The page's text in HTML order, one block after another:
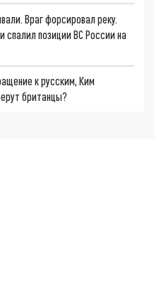
Враг форсировал реку.
спалил позиции ВС России на
к русским, Ким
британцы?